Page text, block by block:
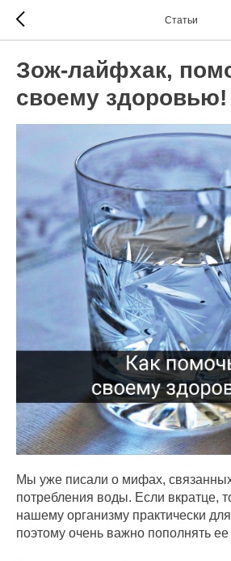
Статьи
Зож-лайфхак,
своему здоровью!
Мы уже писали о мифах,
потребления воды. Если вкратце,
нашему организму практически
поэтому очень важно пополнять ее